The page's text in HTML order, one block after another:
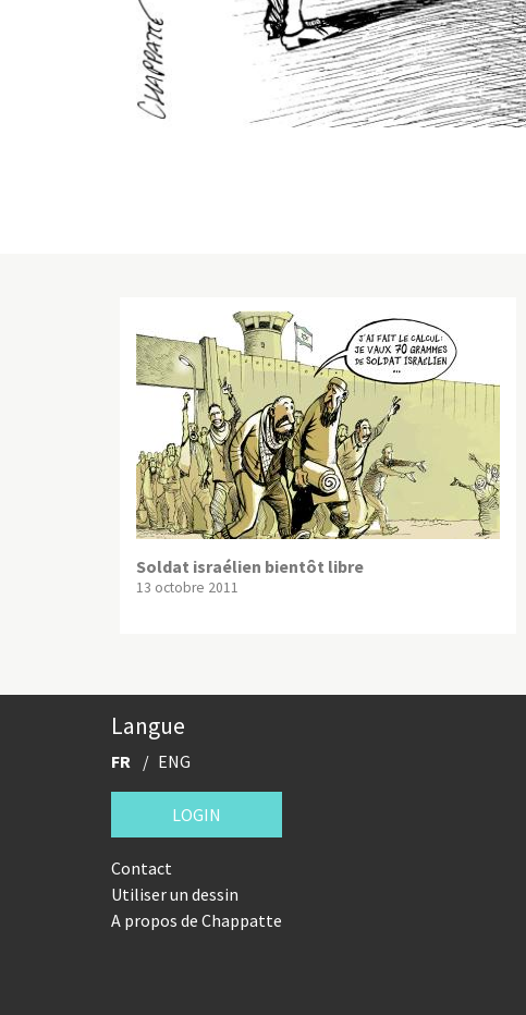
Soldat israélien bientôt libre
13 octobre 2011
Langue
FR ENG
LOGIN
Contact
Utiliser un dessin
A propos de Chappatte